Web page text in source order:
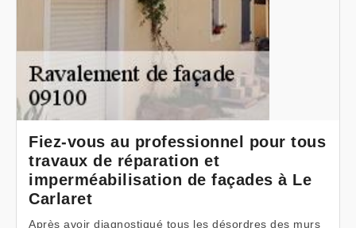
Fiez-vous au professionnel pour tous
travaux de réparation et
imperméabilisation de façades à Le
Carlaret
Après avoir diagnostiqué tous les désordres des murs